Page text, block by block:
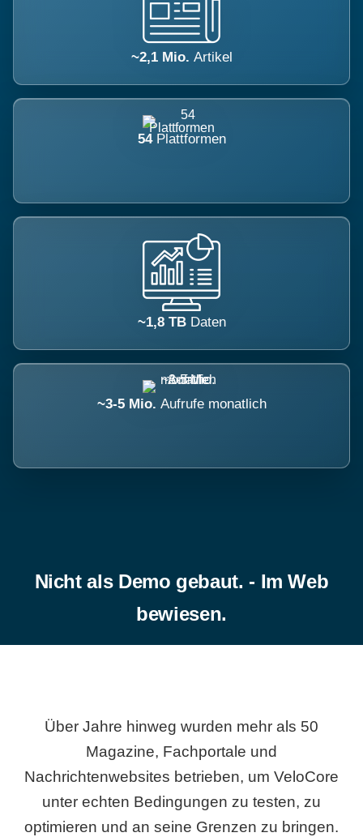
~2,1 Mio. Artikel
54 Plattformen
~1,8 TB Daten
~3-5 Mio. Aufrufe monatlich
Nicht als Demo gebaut. - Im Web
bewiesen.
Über Jahre hinweg wurden mehr als 50
Magazine, Fachportale und
Nachrichtenwebsites betrieben, um VeloCore
unter echten Bedingungen zu testen, zu
optimieren und an seine Grenzen zu bringen.